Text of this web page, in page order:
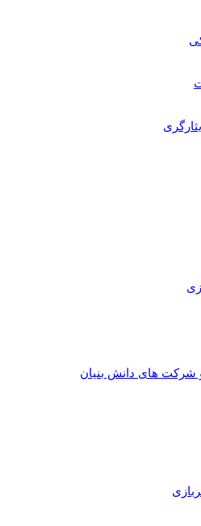
های دانش بنیان